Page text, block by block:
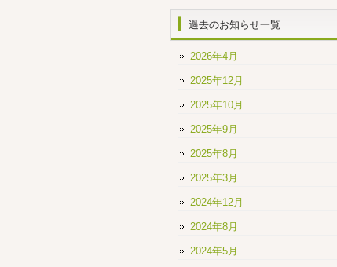
過去のお知らせ一覧
2026年4月
2025年12月
2025年10月
2025年9月
2025年8月
2025年3月
2024年12月
2024年8月
2024年5月